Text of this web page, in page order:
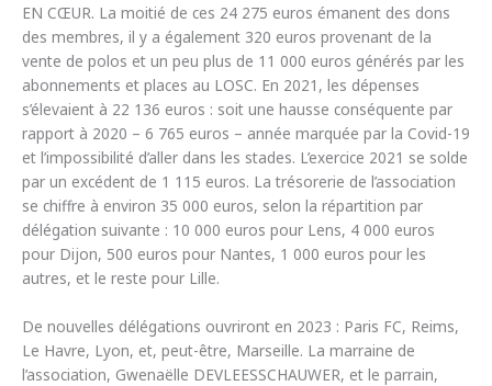
EN CŒUR. La moitié de ces 24 275 euros émanent des dons
des membres, il y a également 320 euros provenant de la
vente de polos et un peu plus de 11 000 euros générés par les
abonnements et places au LOSC. En 2021, les dépenses
s’élevaient à 22 136 euros : soit une hausse conséquente par
rapport à 2020 – 6 765 euros – année marquée par la Covid-19
et l’impossibilité d’aller dans les stades. L’exercice 2021 se solde
par un excédent de 1 115 euros. La trésorerie de l’association
se chiffre à environ 35 000 euros, selon la répartition par
délégation suivante : 10 000 euros pour Lens, 4 000 euros
pour Dijon, 500 euros pour Nantes, 1 000 euros pour les
autres, et le reste pour Lille.
De nouvelles délégations ouvriront en 2023 : Paris FC, Reims,
Le Havre, Lyon, et, peut-être, Marseille. La marraine de
l’association, Gwenaëlle DEVLEESSCHAUWER, et le parrain,